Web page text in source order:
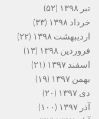
تیر ۱۳۹۸
(۵۲)
خرداد ۱۳۹۸
(۳۳)
اردیبهشت ۱۳۹۸
(۲۲)
فروردین ۱۳۹۸
(۱۳)
اسفند ۱۳۹۷
(۲۱)
بهمن ۱۳۹۷
(۱۹)
دی ۱۳۹۷
(۲۰)
آذر ۱۳۹۷
(۱۰۰)